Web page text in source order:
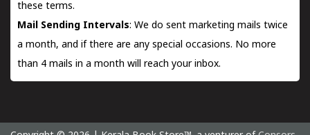
these terms.
Mail Sending Intervals: We do sent marketing mails twice
a month, and if there are any special occasions. No more
than 4 mails in a month will reach your inbox.